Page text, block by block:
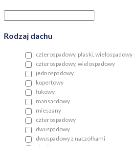
Rodzaj dachu
czterospadowy, płaski, wielospadowy
czterospadowy, wielospadowy
jednospadowy
kopertowy
łukowy
mansardowy
mieszany
czterospadowy
dwuspadowy
dwuspadowy z naczółkami